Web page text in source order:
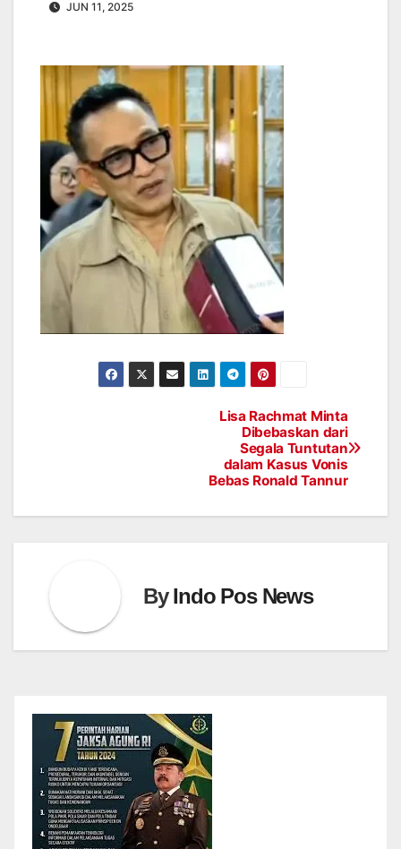
JUN 11, 2025
Lisa Rachmat Minta
Dibebaskan dari
Segala Tuntutan
dalam Kasus Vonis
Bebas Ronald Tannur
ByIndo Pos News